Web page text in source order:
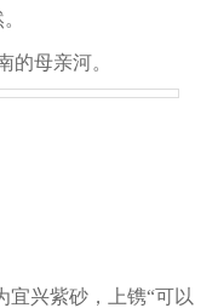
的母亲河。
宜兴紫砂，上镌“可以